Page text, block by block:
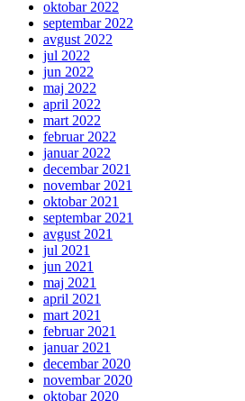
oktobar 2022
septembar 2022
avgust 2022
jul 2022
jun 2022
maj 2022
april 2022
mart 2022
februar 2022
januar 2022
decembar 2021
novembar 2021
oktobar 2021
septembar 2021
avgust 2021
jul 2021
jun 2021
maj 2021
april 2021
mart 2021
februar 2021
januar 2021
decembar 2020
novembar 2020
oktobar 2020